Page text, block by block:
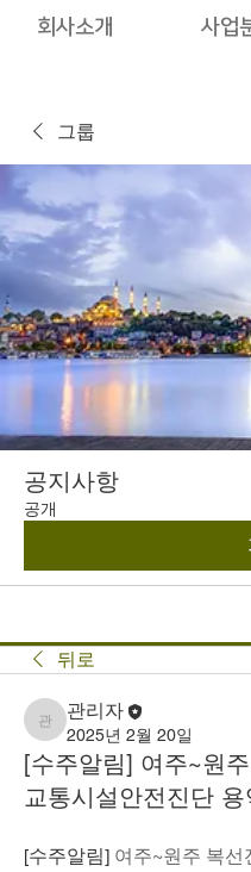
회사소개 사업
그룹
공지사항
공개
뒤로
관리자
관리자
2025년 2월 20일
[수주알림] 여주~원
교통시설안전진단 용
[수주알림] 여주~원주 복